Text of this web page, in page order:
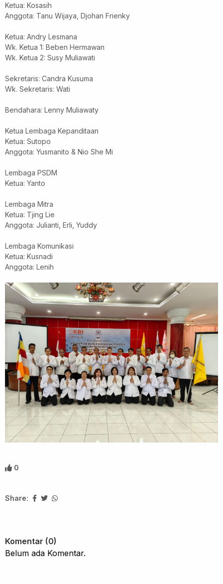
Ketua: Kosasih
Anggota: Tanu Wijaya, Djohan Frienky
Ketua: Andry Lesmana
Wk. Ketua 1: Beben Hermawan
Wk. Ketua 2: Susy Muliawati
Sekretaris: Candra Kusuma
Wk. Sekretaris: Wati
Bendahara: Lenny Muliawaty
Ketua Lembaga Kepanditaan
Ketua: Sutopo
Anggota: Yusmanito & Nio She Mi
Lembaga PSDM
Ketua: Yanto
Lembaga Mitra
Ketua: Tjing Lie
Anggota: Julianti, Erli, Yuddy
Lembaga Komunikasi
Ketua: Kusnadi
Anggota: Lenih
0
Share:
Komentar (0)
Belum ada Komentar.